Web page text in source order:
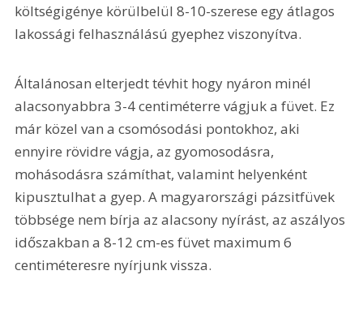
költségigénye körülbelül 8-10-szerese egy átlagos
lakossági felhasználású gyephez viszonyítva.
Általánosan elterjedt tévhit hogy nyáron minél
alacsonyabbra 3-4 centiméterre vágjuk a füvet. Ez
már közel van a csomósodási pontokhoz, aki
ennyire rövidre vágja, az gyomosodásra,
mohásodásra számíthat, valamint helyenként
kipusztulhat a gyep. A magyarországi pázsitfüvek
többsége nem bírja az alacsony nyírást, az aszályos
időszakban a 8-12 cm-es füvet maximum 6
centiméteresre nyírjunk vissza.